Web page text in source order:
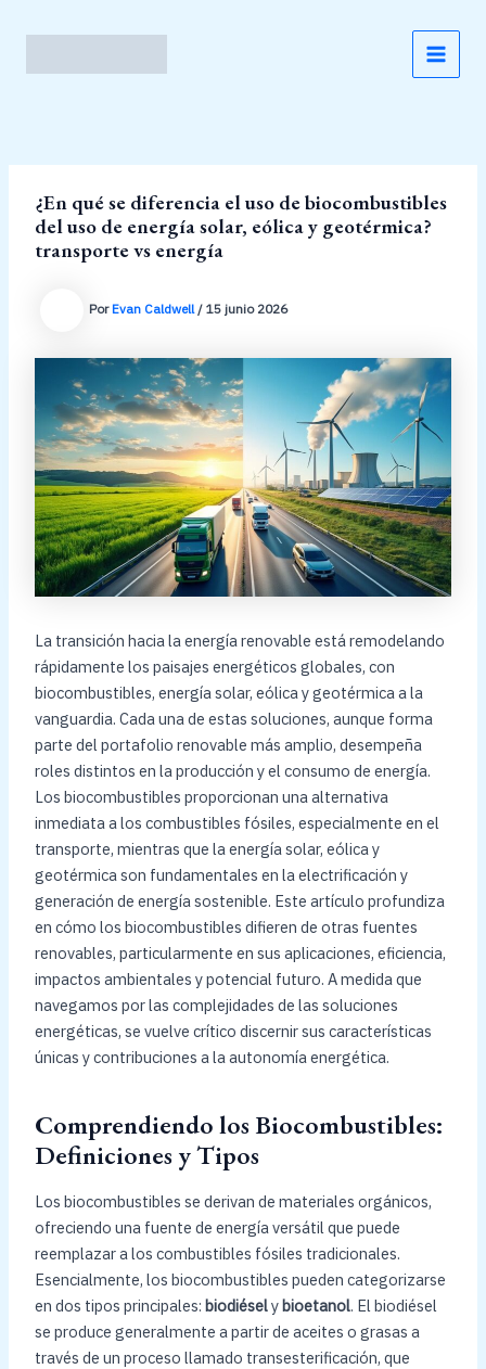
¿En qué se diferencia el uso de biocombustibles
del uso de energía solar, eólica y geotérmica?
transporte vs energía
PorEvan Caldwell / 15 junio 2026
La transición hacia la energía renovable está remodelando
rápidamente los paisajes energéticos globales, con
biocombustibles, energía solar, eólica y geotérmica a la
vanguardia. Cada una de estas soluciones, aunque forma
parte del portafolio renovable más amplio, desempeña
roles distintos en la producción y el consumo de energía.
Los biocombustibles proporcionan una alternativa
inmediata a los combustibles fósiles, especialmente en el
transporte, mientras que la energía solar, eólica y
geotérmica son fundamentales en la electrificación y
generación de energía sostenible. Este artículo profundiza
en cómo los biocombustibles difieren de otras fuentes
renovables, particularmente en sus aplicaciones, eficiencia,
impactos ambientales y potencial futuro. A medida que
navegamos por las complejidades de las soluciones
energéticas, se vuelve crítico discernir sus características
únicas y contribuciones a la autonomía energética.
Comprendiendo los Biocombustibles:
Definiciones y Tipos
Los biocombustibles se derivan de materiales orgánicos,
ofreciendo una fuente de energía versátil que puede
reemplazar a los combustibles fósiles tradicionales.
Esencialmente, los biocombustibles pueden categorizarse
en dos tipos principales: biodiéselybioetanol. El biodiésel
se produce generalmente a partir de aceites o grasas a
través de un proceso llamado transesterificación, que